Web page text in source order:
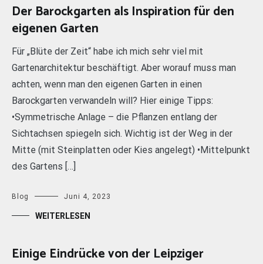
Der Barockgarten als Inspiration für den
eigenen Garten
Für „Blüte der Zeit“ habe ich mich sehr viel mit
Gartenarchitektur beschäftigt. Aber worauf muss man
achten, wenn man den eigenen Garten in einen
Barockgarten verwandeln will? Hier einige Tipps:
•Symmetrische Anlage – die Pflanzen entlang der
Sichtachsen spiegeln sich. Wichtig ist der Weg in der
Mitte (mit Steinplatten oder Kies angelegt) •Mittelpunkt
des Gartens […]
Blog Juni 4, 2023
WEITERLESEN
Einige Eindrücke von der Leipziger